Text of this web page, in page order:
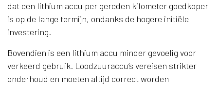
dat een lithium accu per gereden kilometer goedkoper
is op de lange termijn, ondanks de hogere initiële
investering.
Bovendien is een lithium accu minder gevoelig voor
verkeerd gebruik. Loodzuuraccu’s vereisen strikter
onderhoud en moeten altijd correct worden